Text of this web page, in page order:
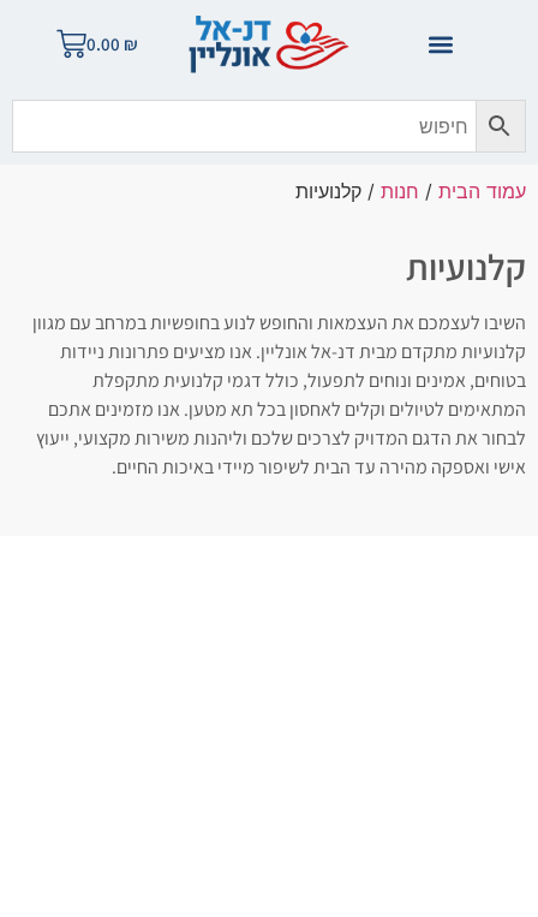
0.00 ₪
עמוד הבית / חנות / קלנועיות
קלנועיות
השיבו לעצמכם את העצמאות והחופש לנוע בחופשיות במרחב עם מגוון
קלנועיות מתקדם מבית דנ-אל אונליין. אנו מציעים פתרונות ניידות
בטוחים, אמינים ונוחים לתפעול, כולל דגמי קלנועית מתקפלת
המתאימים לטיולים וקלים לאחסון בכל תא מטען. אנו מזמינים אתכם
לבחור את הדגם המדויק לצרכים שלכם וליהנות משירות מקצועי, ייעוץ
אישי ואספקה מהירה עד הבית לשיפור מיידי באיכות החיים.